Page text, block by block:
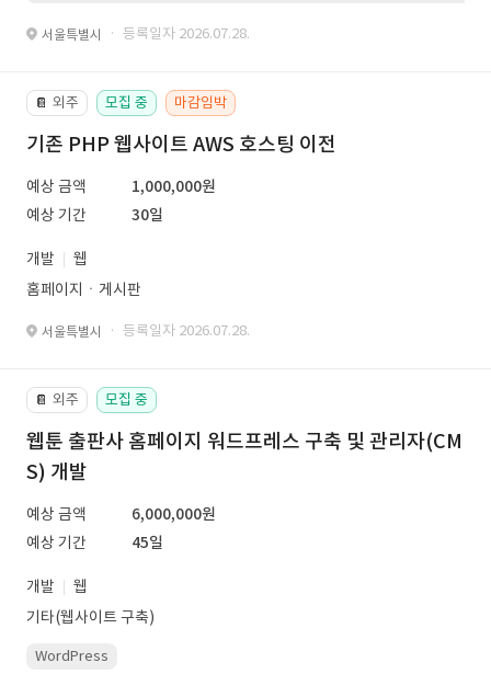
서울특별시 · 등록일자 2026.07.28.
📔 외주 모집 중 마감임박
기존 PHP 웹사이트 AWS 호스팅 이전
예상 금액
1,000,000원
예상 기간
30일
개발
웹
홈페이지ㆍ게시판
서울특별시 · 등록일자 2026.07.28.
📔 외주 모집 중
웹툰 출판사 홈페이지 워드프레스 구축 및 관리자(CM
S) 개발
예상 금액
6,000,000원
예상 기간
45일
개발
웹
기타(웹사이트 구축)
WordPress